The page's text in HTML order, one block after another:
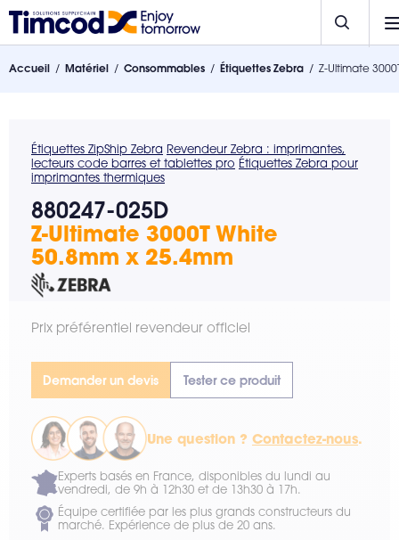
Accueil Matériel Consommables Étiquettes Zebra Z-Ultimate
Étiquettes ZipShip Zebra Revendeur Zebra : imprimantes,
lecteurs code barres et tablettes pro Étiquettes Zebra pour
imprimantes thermiques
880247-025D
Z-Ultimate 3000T White
50.8mm x 25.4mm
Prix préférentiel revendeur officiel
Demander un devis Tester ce produit
Une question ? Contactez-nous.
Experts basés en France, disponibles du lundi au
vendredi, de 9h à 12h30 et de 13h30 à 17h.
Équipe certifiée par les plus grands constructeurs du
marché. Expérience de plus de 20 ans.